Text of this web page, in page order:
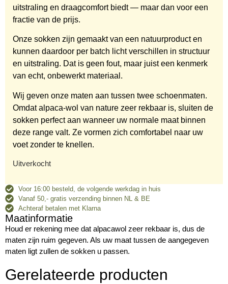
uitstraling en draagcomfort biedt — maar dan voor een
fractie van de prijs.
Onze sokken zijn gemaakt van een natuurproduct en
kunnen daardoor per batch licht verschillen in structuur
en uitstraling. Dat is geen fout, maar juist een kenmerk
van echt, onbewerkt materiaal.
Wij geven onze maten aan tussen twee schoenmaten.
Omdat alpaca-wol van nature zeer rekbaar is, sluiten de
sokken perfect aan wanneer uw normale maat binnen
deze range valt. Ze vormen zich comfortabel naar uw
voet zonder te knellen.
Uitverkocht
Voor 16:00 besteld, de volgende werkdag in huis
Vanaf 50,- gratis verzending binnen NL & BE
Achteraf betalen met Klarna
Maatinformatie
Houd er rekening mee dat alpacawol zeer rekbaar is, dus de
maten zijn ruim gegeven. Als uw maat tussen de aangegeven
maten ligt zullen de sokken u passen.
Gerelateerde producten